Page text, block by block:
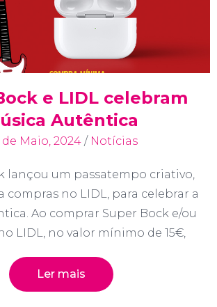
e LIDL celebram
Autêntica
de Maio, 2024 / Notícias
lançou um passatempo criativo,
compras no LIDL, para celebrar a
Ao comprar Super Bock e/ou
LIDL, no valor mínimo de 15€,
Ler mais